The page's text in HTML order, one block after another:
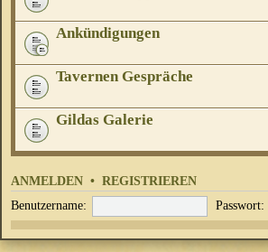
Ankündigungen
Tavernen Gespräche
Gildas Galerie
ANMELDEN • REGISTRIEREN
Benutzername: Passwort: